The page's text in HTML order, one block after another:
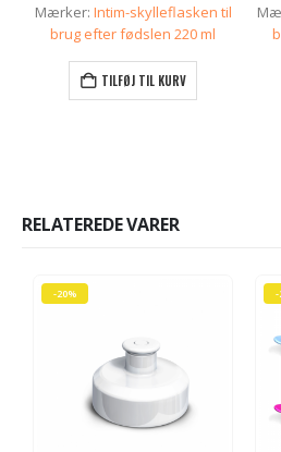
Mærker: Intim-skylleflasken til
brug efter fødslen 220 ml
TILFØJ TIL KURV
RELATEREDE VARER
-20%